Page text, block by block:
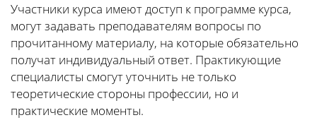
Участники курса имеют доступ к программе курса,
могут задавать преподавателям вопросы по
прочитанному материалу, на которые обязательно
получат индивидуальный ответ. Практикующие
специалисты смогут уточнить не только
теоретические стороны профессии, но и
практические моменты.